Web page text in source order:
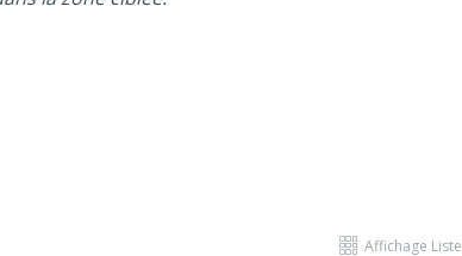
Affichage Liste